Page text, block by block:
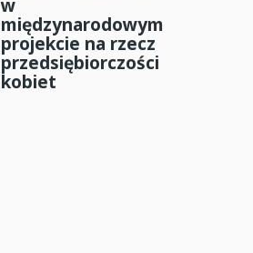
w
międzynarodowym
projekcie na rzecz
przedsiębiorczości
kobiet